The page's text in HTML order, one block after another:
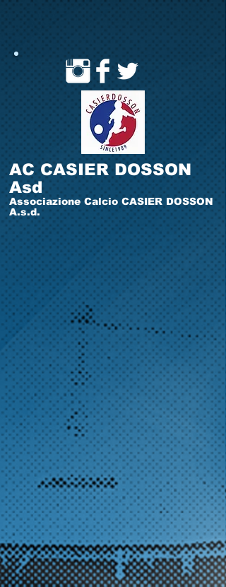
AC CASIER DOSSON
Asd
Associazione Calcio CASIER DOSSON
A.s.d.